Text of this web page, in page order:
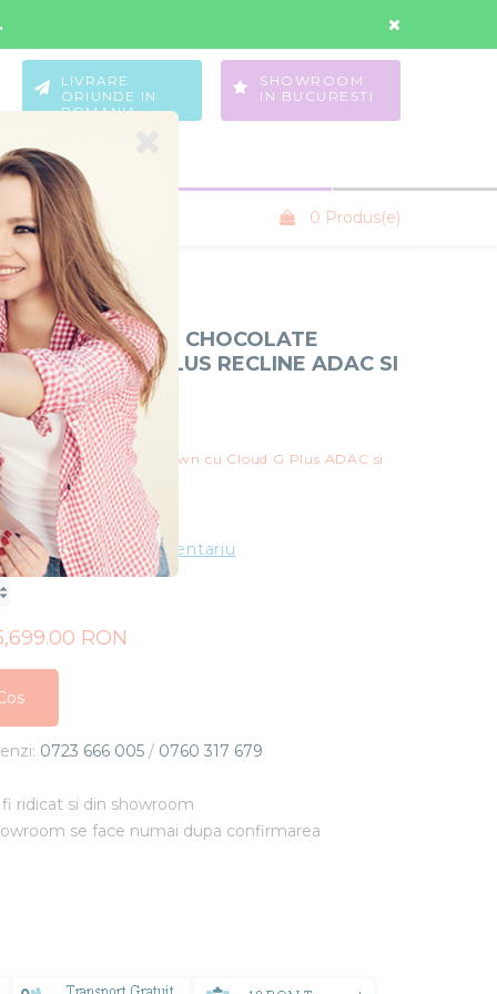
Wishlist
LIVRARE
ORIUNDE IN
ROMANIA
SHOWROOM
IN BUCURESTI
SANIUTE COPII 0 Produs(e)
MELIO CARBON CHOCOLATE
CU CLOUD G PLUS RECLINE ADAC SI
Carbon Chocolate Brown cu Cloud G Plus ADAC si
In Stoc
Adauga un comentariu
RON
0723 666 005 / 0760 317 679
ridicat si din showroom
se face numai dupa confirmarea